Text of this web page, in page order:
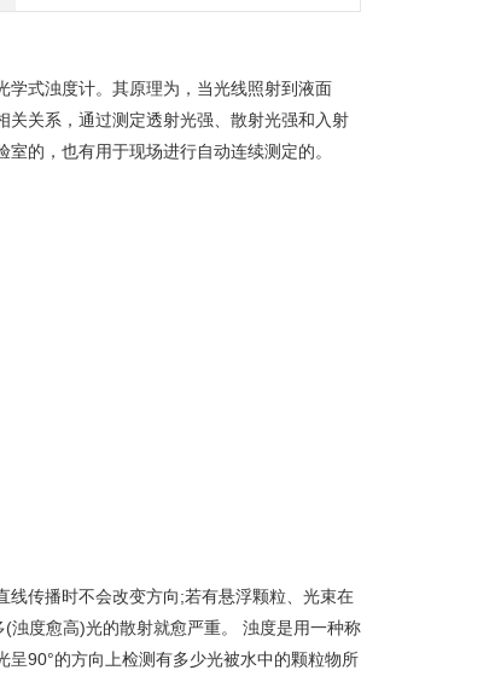
学式浊度计。其原理为，当光线照射到液面
关关系，通过测定透射光强、散射光强和入射
的，也有用于现场进行自动连续测定的。
传播时不会改变方向;若有悬浮颗粒、光束在
浊度愈高)光的散射就愈严重。 浊度是用一种称
90°的方向上检测有多少光被水中的颗粒物所